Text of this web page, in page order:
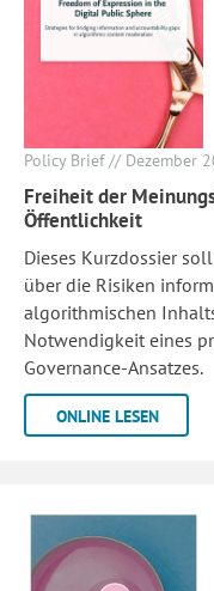
Policy Brief // Dezember
Freiheit der
Öffentlichkeit
Dieses Kurzdossier
über die Risiken
algorithmischen
Notwendigkeit eines
Governance-Ansatzes.
ONLINE LESEN